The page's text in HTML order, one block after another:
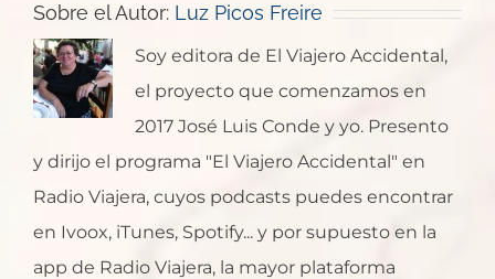
Sobre el Autor: Luz Picos Freire
Soy editora de El Viajero Accidental,
el proyecto que comenzamos en
2017 José Luis Conde y yo. Presento
y dirijo el programa "El Viajero Accidental" en
Radio Viajera, cuyos podcasts puedes encontrar
en Ivoox, iTunes, Spotify... y por supuesto en la
app de Radio Viajera, la mayor plataforma